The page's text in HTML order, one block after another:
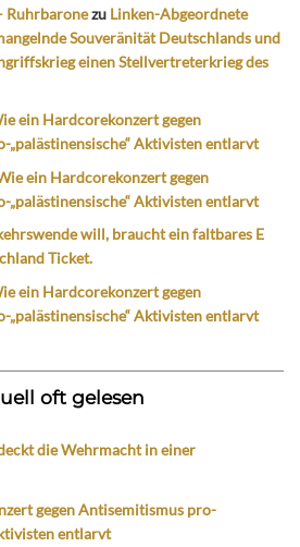
Ruhrbaronezu Linken-Abgeordnete
Souveränität Deutschlands und
einen Stellvertreterkrieg des
ein Hardcorekonzert gegen
„palästinensische“ Aktivisten entlarvt
ein Hardcorekonzert gegen
„palästinensische“ Aktivisten entlarvt
will, braucht ein faltbares E
Ticket.
ein Hardcorekonzert gegen
„palästinensische“ Aktivisten entlarvt
oft gelesen
die Wehrmacht in einer
gegen Antisemitismus pro-
entlarvt